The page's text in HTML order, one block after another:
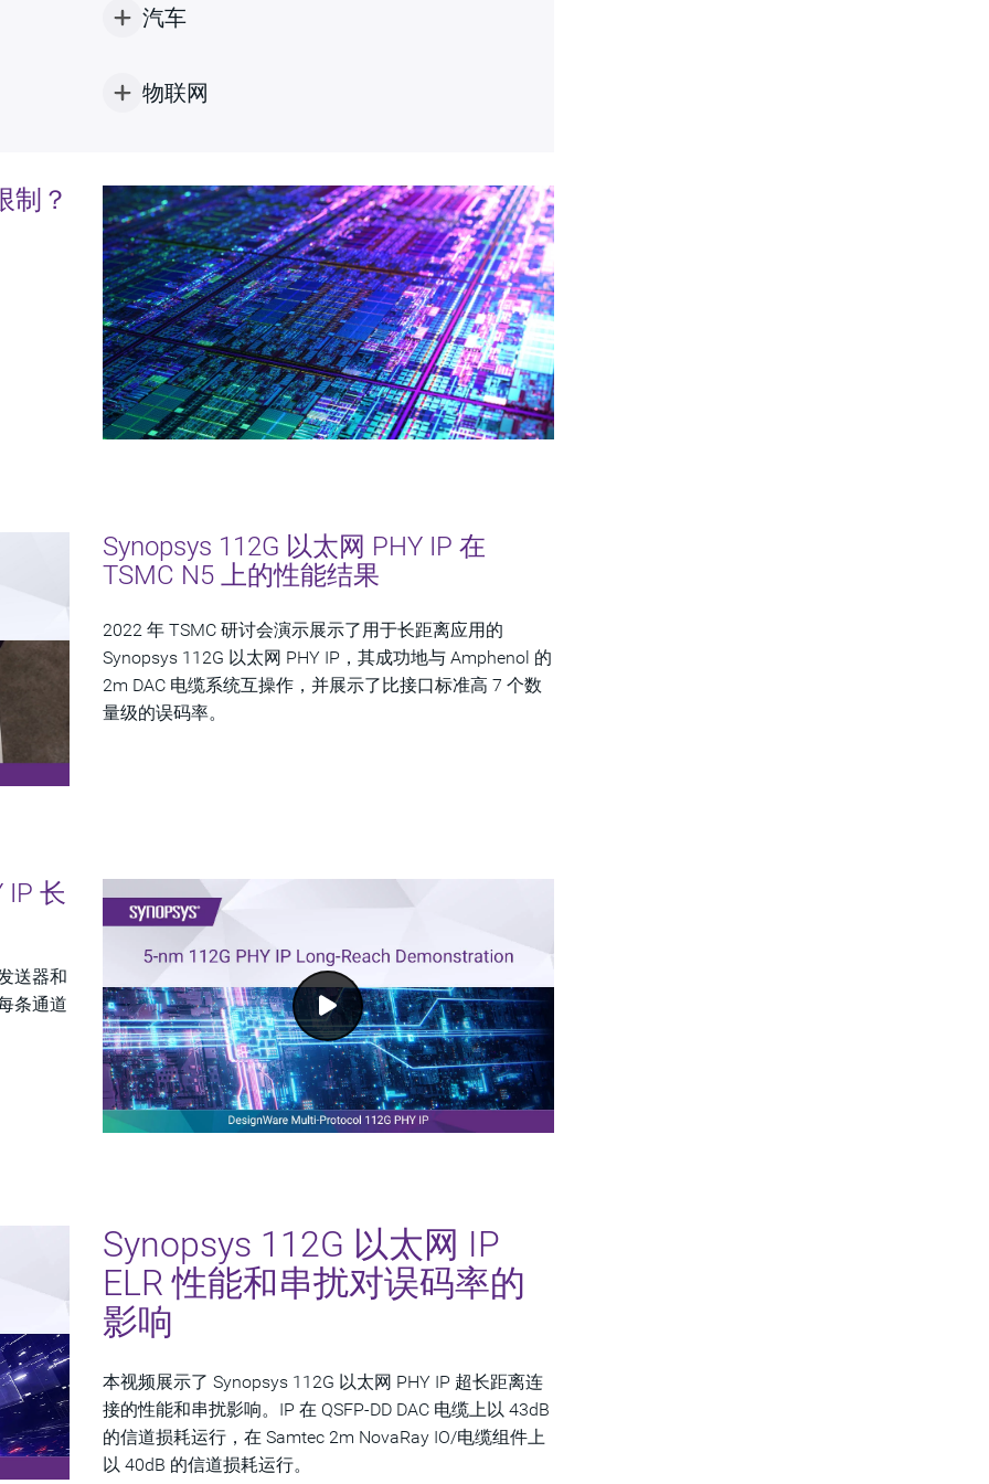
汽车
物联网
制？
Synopsys 112G 以太网 PHY IP 在
TSMC N5 上的性能结果
2022 年 TSMC 研讨会演示展示了用于长距离应用的
Synopsys 112G 以太网 PHY IP，其成功地与 Amphenol 的
2m DAC 电缆系统互操作，并展示了比接口标准高 7 个数
量级的误码率。
IP 长
送器和
条通道
Synopsys 112G 以太网 IP
ELR 性能和串扰对误码率的
影响
本视频展示了 Synopsys 112G 以太网 PHY IP 超长距离连
接的性能和串扰影响。IP 在 QSFP-DD DAC 电缆上以 43dB
的信道损耗运行，在 Samtec 2m NovaRay IO/电缆组件上
以 40dB 的信道损耗运行。